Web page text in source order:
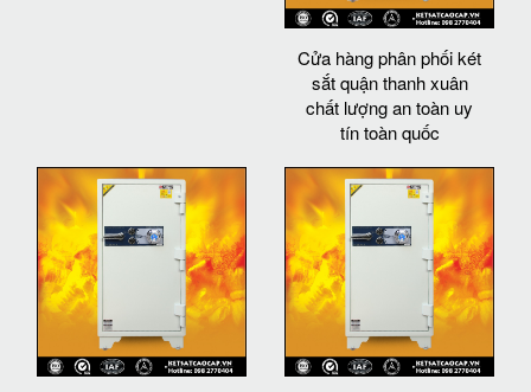
Cửa hàng phân phối két
sắt quận thanh xuân
chất lượng an toàn uy
tín toàn quốc